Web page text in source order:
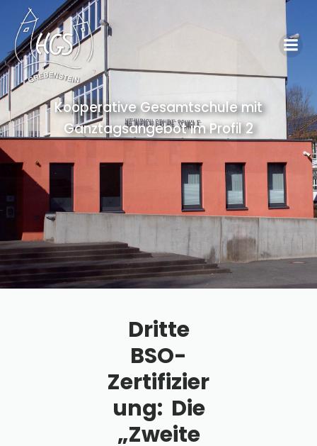
Kooperative Gesamtschule mit
Ganztagsangebot im Profil 2
Dritte
BSO-
Zertifizier
ung: Die
„Zweite